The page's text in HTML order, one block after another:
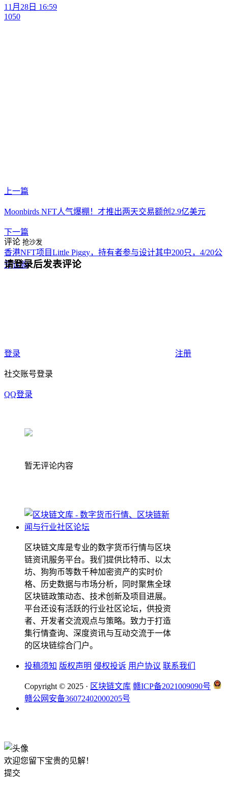
11月28日 16:59
1050
上一篇
Moonbirds NFT人气爆棚！才推出两天交易额创2.9亿美元
下一篇
香港NFT项目Little Piggy，持有者参与设计其中200只，4/20公
开认购
评论 抢沙发
请登录后发表评论
登录 注册
社交账号登录
QQ登录
暂无评论内容
区块链文库是专业的数字货币行情与区块
链资讯服务平台。我们提供比特币、以太
坊、狗狗币等数千种加密资产的实时价
格、历史数据与市场分析，同时聚焦全球
区块链政策动态、技术创新及项目进展。
平台还设有活跃的行业社区论坛，供投资
者、开发者交流观点与策略。致力于打造
集行情查询、深度资讯与互动交流于一体
的区块链综合门户。
投稿须知 版权声明 侵权投诉 用户协议 联系我们
Copyright © 2025 · 区块链文库 赣ICP备2021009090号
赣公网安备36072402000205号
欢迎您留下宝贵的见解！
提交